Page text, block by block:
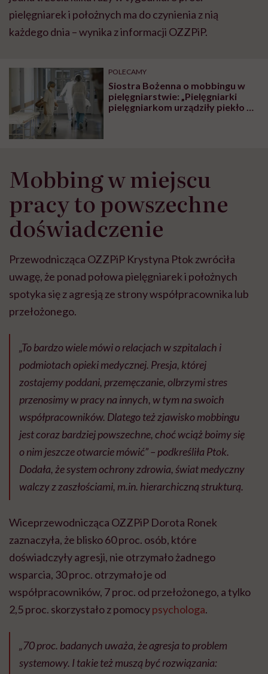
pielęgniarek i położnych ma do czynienia z nią
każdego dnia – wynika z informacji OZZPiP.
POLECAMY
Siostra Bożenna o mobbingu w
pielęgniarstwie: „Pielęgniarki
pielęgniarkom urządziły piekło w
Mobbing w miejscu
pracy to powszechne
doświadczenie
Przewodnicząca OZZPiP Krystyna Ptok zwróciła
uwagę, że ponad połowa pielęgniarek i położnych
spotyka się z agresją ze strony współpracownika lub
przełożonego.
„To bardzo wiele mówi o relacjach w szpitalach i
podmiotach opieki medycznej. Presja, której
zostajemy poddani, przemęczanie, olbrzymi stres
przenosimy w pracy na innych, w tym na swoich
współpracowników. Dlatego też zjawisko mobbingu
jest coraz bardziej powszechne, choć wciąż boimy się
o nim jeszcze otwarcie mówić” – podkreśliła Ptok.
Dodała, że system ochrony zdrowia, świat medyczny
walczy z zaszłościami, m.in. hierarchiczną strukturą.
Wiceprzewodnicząca OZZPiP Dorota Ronek
zaznaczyła, że blisko 60 proc. osób, które
doświadczyły agresji, nie otrzymało żadnego
wsparcia, 30 proc. otrzymało je od
współpracowników, 7 proc. od przełożonego, a tylko
2,5 proc. skorzystało z pomocypsychologa.
„70 proc. badanych uważa, że agresja to problem
systemowy. I takie też muszą być rozwiązania: